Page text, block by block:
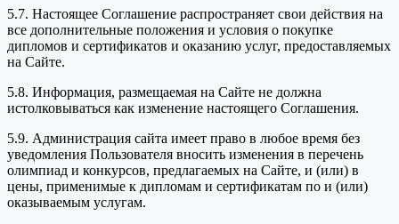
5.7. Настоящее Соглашение распространяет свои действия на
все дополнительные положения и условия о покупке
дипломов и сертификатов и оказанию услуг, предоставляемых
на Сайте.
5.8. Информация, размещаемая на Сайте не должна
истолковываться как изменение настоящего Соглашения.
5.9. Администрация сайта имеет право в любое время без
уведомления Пользователя вносить изменения в перечень
олимпиад и конкурсов, предлагаемых на Сайте, и (или) в
цены, применимые к дипломам и сертификатам по и (или)
оказываемым услугам.